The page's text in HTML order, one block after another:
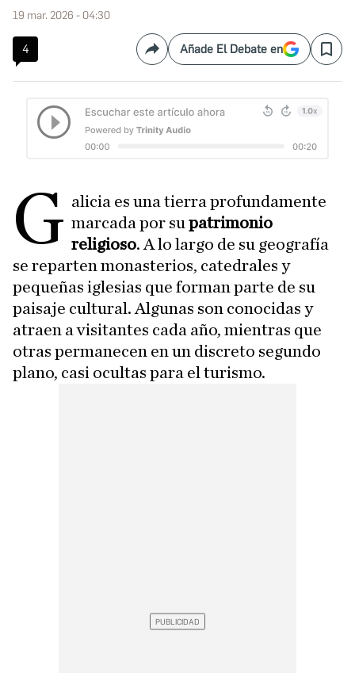
19 mar. 2026 - 04:30
4 CompartirAñade El Debate en Save
G alicia es una tierra profundamente
marcada por su patrimonio
religioso. A lo largo de su geografía
se reparten monasterios, catedrales y
pequeñas iglesias que forman parte de su
paisaje cultural. Algunas son conocidas y
atraen a visitantes cada año, mientras que
otras permanecen en un discreto segundo
plano, casi ocultas para el turismo.